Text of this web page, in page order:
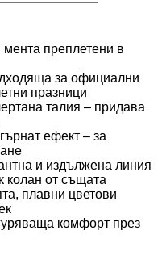
преплетени в
за официални
празници
талия – придава
ефект – за
и издължена линия
колан от същата
плавни цветови
комфорт през